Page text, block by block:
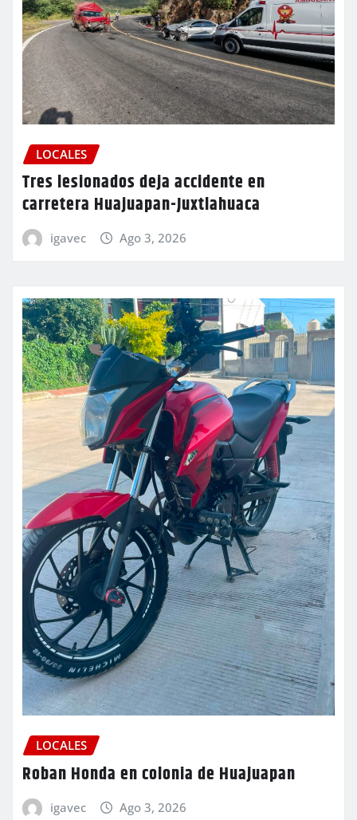
LOCALES
Tres lesionados deja accidente en
carretera Huajuapan-Juxtlahuaca
igavec Ago 3, 2026
LOCALES
Roban Honda en colonia de Huajuapan
igavec Ago 3, 2026